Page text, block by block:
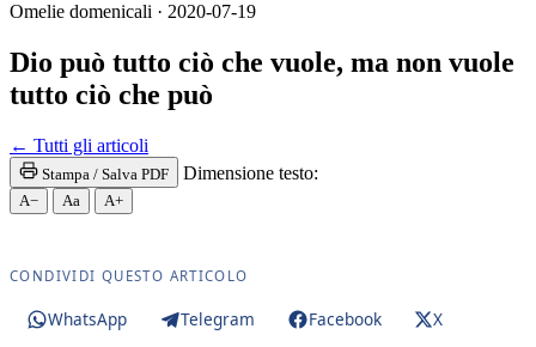
Omelie domenicali · 2020-07-19
Dio può tutto ciò che vuole, ma non vuole
tutto ciò che può
← Tutti gli articoli
Stampa / Salva PDF Dimensione testo:
A− Aa A+
CONDIVIDI QUESTO ARTICOLO
WhatsApp Telegram Facebook
X